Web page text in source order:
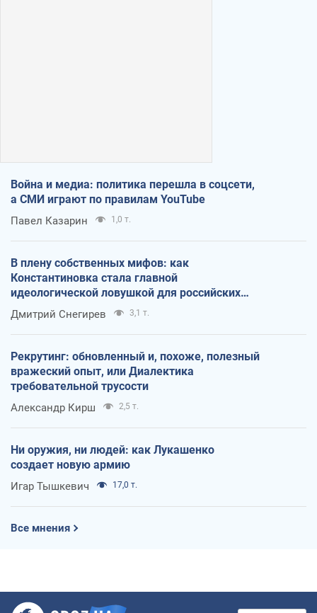
Война и медиа: политика перешла в соцсети,
а СМИ играют по правилам YouTube
Павел Казарин 1,0 т.
В плену собственных мифов: как
Константиновка стала главной
идеологической ловушкой для российских
оккупантов
Дмитрий Снегирев 3,1 т.
Рекрутинг: обновленный и, похоже, полезный
вражеский опыт, или Диалектика
требовательной трусости
Александр Кирш 2,5 т.
Ни оружия, ни людей: как Лукашенко
создает новую армию
Игар Тышкевич 17,0 т.
Все мнения